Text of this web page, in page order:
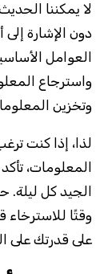
لا يمكننا
دون الإشارة
العوامل
واسترجاع
وتخزين
لذا، إذا كنت
المعلومات،
الجيد كل
وقتًا
على قدرتك على